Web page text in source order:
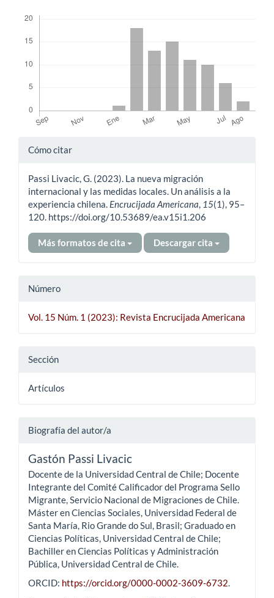
Detalles
artículo
Cómo citar
Passi Livacic, G. (2023). La nueva migración
internacional y las medidas locales. Un análisis a la
experiencia chilena. Encrucijada Americana, 15(1), 95–
120. https://doi.org/10.53689/ea.v15i1.206
Más formatos de cita Descargar cita
Número
Vol. 15 Núm. 1 (2023): Revista Encrucijada Americana
Sección
Artículos
Biografía del autor/a
Gastón Passi Livacic
Docente de la Universidad Central de Chile; Docente
Integrante del Comité Calificador del Programa Sello
Migrante, Servicio Nacional de Migraciones de Chile.
Máster en Ciencias Sociales, Universidad Federal de
Santa María, Rio Grande do Sul, Brasil; Graduado en
Ciencias Políticas, Universidad Central de Chile;
Bachiller en Ciencias Políticas y Administración
Pública, Universidad Central de Chile.
ORCID: https://orcid.org/0000-0002-3609-6732.